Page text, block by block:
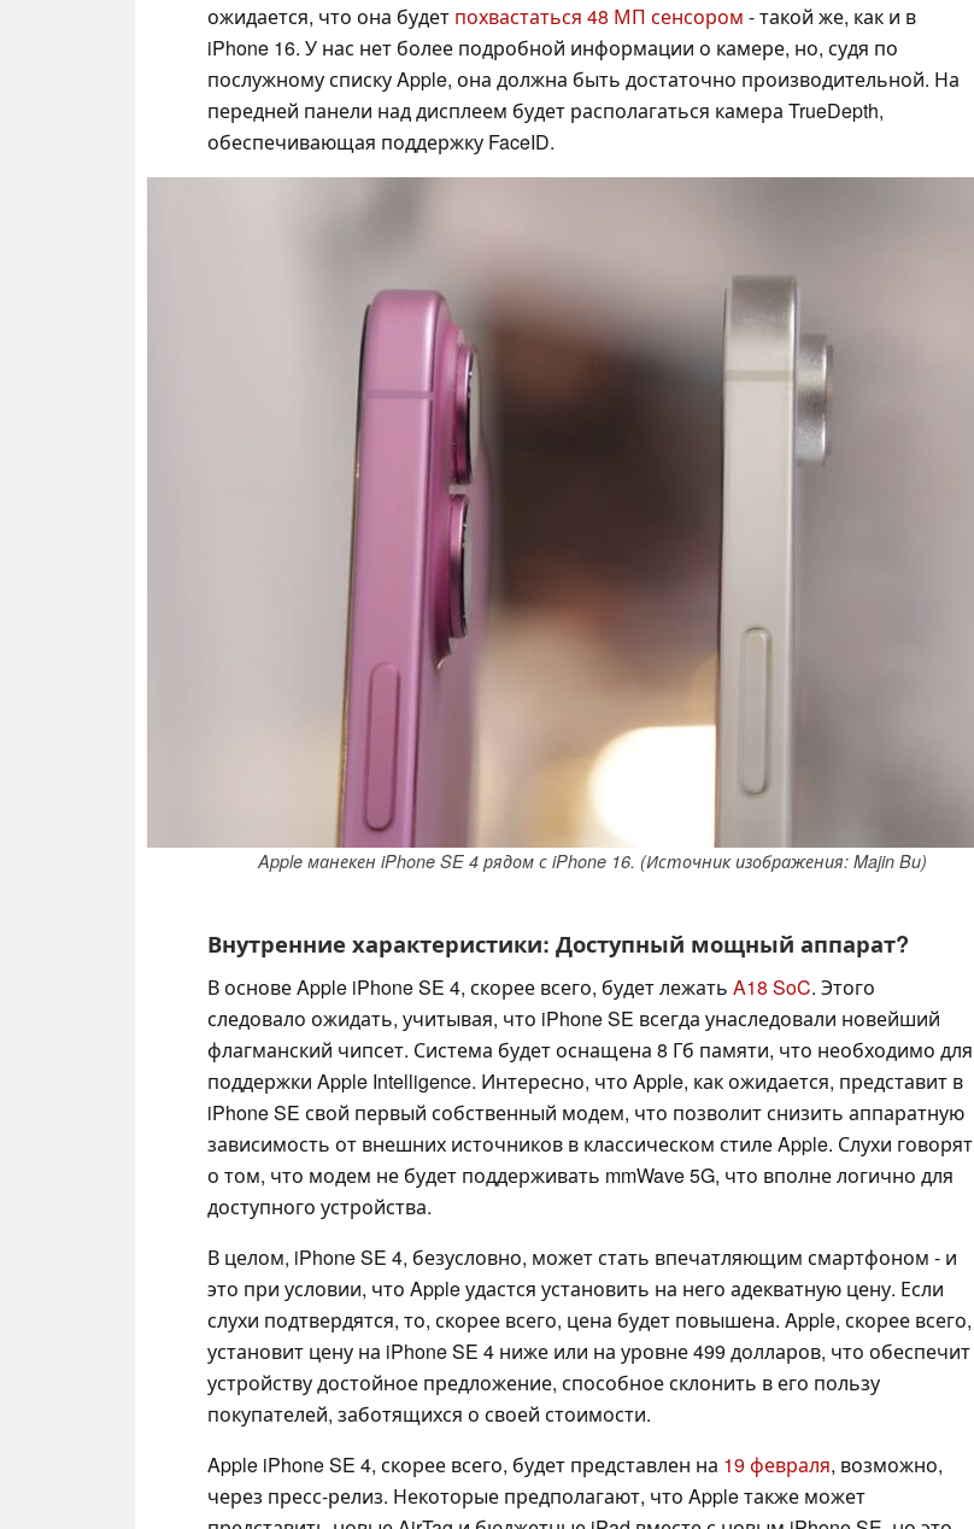
ожидается, что она будет похвастаться 48 МП сенсором - такой же, как и в
iPhone 16. У нас нет более подробной информации о камере, но, судя по
послужному списку Apple, она должна быть достаточно производительной. На
передней панели над дисплеем будет располагаться камера TrueDepth,
обеспечивающая поддержку FaceID.
Apple манекен iPhone SE 4 рядом с iPhone 16. (Источник изображения: Majin Bu)
Внутренние характеристики: Доступный мощный аппарат?
В основе Apple iPhone SE 4, скорее всего, будет лежать A18 SoC. Этого
следовало ожидать, учитывая, что iPhone SE всегда унаследовали новейший
флагманский чипсет. Система будет оснащена 8 Гб памяти, что необходимо для
поддержки Apple Intelligence. Интересно, что Apple, как ожидается, представит в
iPhone SE свой первый собственный модем, что позволит снизить аппаратную
зависимость от внешних источников в классическом стиле Apple. Слухи говорят
о том, что модем не будет поддерживать mmWave 5G, что вполне логично для
доступного устройства.
В целом, iPhone SE 4, безусловно, может стать впечатляющим смартфоном - и
это при условии, что Apple удастся установить на него адекватную цену. Если
слухи подтвердятся, то, скорее всего, цена будет повышена. Apple, скорее всего,
установит цену на iPhone SE 4 ниже или на уровне 499 долларов, что обеспечит
устройству достойное предложение, способное склонить в его пользу
покупателей, заботящихся о своей стоимости.
Apple iPhone SE 4, скорее всего, будет представлен на 19 февраля, возможно,
через пресс-релиз. Некоторые предполагают, что Apple также может